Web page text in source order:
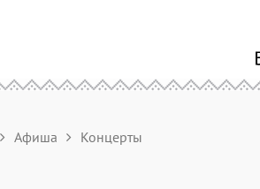
Афиша Концерты